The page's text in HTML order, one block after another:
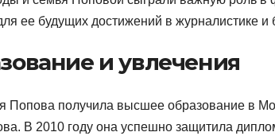
ее будущих достижений в журналистике и
и увлечения
Попова получила высшее образование в
В 2010 году она успешно защитила